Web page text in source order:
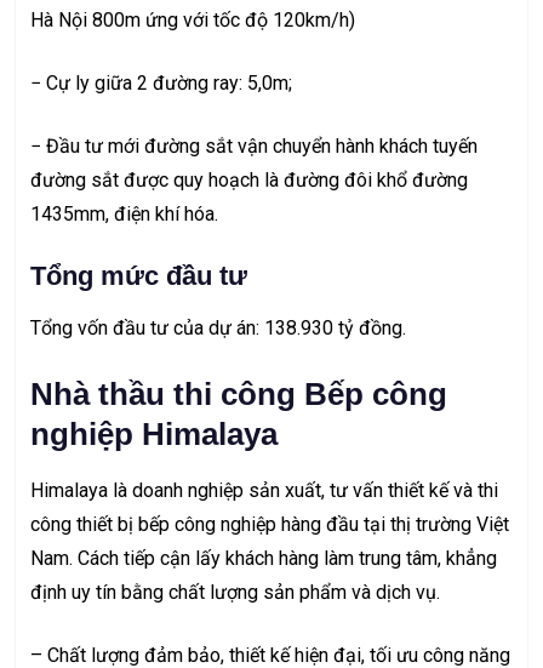
Hà Nội 800m ứng với tốc độ 120km/h)
− Cự ly giữa 2 đường ray: 5,0m;
− Đầu tư mới đường sắt vận chuyển hành khách tuyến
đường sắt được quy hoạch là đường đôi khổ đường
1435mm, điện khí hóa.
Tổng mức đầu tư
Tổng vốn đầu tư của dự án: 138.930 tỷ đồng.
Nhà thầu thi công Bếp công
nghiệp Himalaya
Himalaya là doanh nghiệp sản xuất, tư vấn thiết kế và thi
công thiết bị bếp công nghiệp hàng đầu tại thị trường Việt
Nam. Cách tiếp cận lấy khách hàng làm trung tâm, khẳng
định uy tín bằng chất lượng sản phẩm và dịch vụ.
– Chất lượng đảm bảo, thiết kế hiện đại, tối ưu công năng